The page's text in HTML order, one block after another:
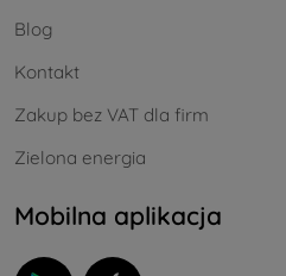
Blog
Kontakt
Zakup bez VAT dla firm
Zielona energia
Mobilna aplikacja